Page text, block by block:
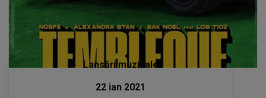
Lansări muzicale
22 ian 2021